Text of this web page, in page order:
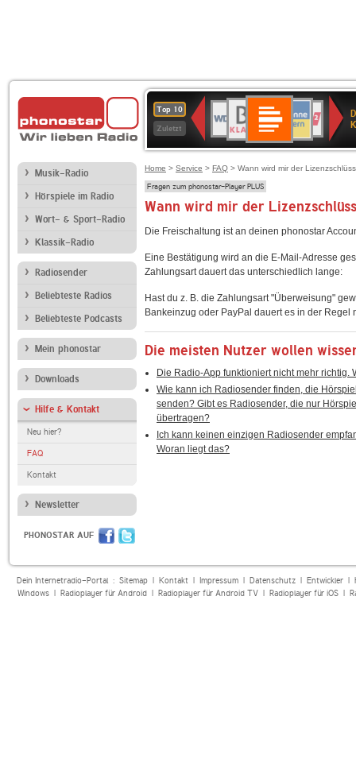
Top 10
Zuletzt
Deutschlandfunk
80er
90er
OLDIE
ANTENNE
SWR3
4
BR-
KLASSIK
Deutschlandfunk
Kultur
ANTENNE
BAYERN
SWR
Kultur
NDR
2
Musik-Radio
Hörspiele im Radio
Wort- & Sport-Radio
Klassik-Radio
Radiosender
Beliebteste Radios
Beliebteste Podcasts
Mein phonostar
Downloads
Hilfe & Kontakt
Neu hier?
FAQ
Kontakt
Newsletter
PHONOSTAR AUF
Home > Service > FAQ > Wann wird mir der
Fragen zum phonostar-Player PLUS
Wann wird mir der
Die Freischaltung ist an deinen phonostar
Eine Bestätigung wird an die E-Mail-Adresse
Zahlungsart dauert das unterschiedlich lange:
Hast du z. B. die Zahlungsart "Überweisung"
Bankeinzug oder PayPal dauert es in der Regel
Die meisten Nutzer wollen
Die Radio-App funktioniert nicht mehr richtig.
Wie kann ich Radiosender finden, die
senden? Gibt es Radiosender, die nur
übertragen?
Ich kann keinen einzigen Radiosender
Woran liegt das?
Dein Internetradio-Portal : Sitemap| Kontakt| Impressum| Datenschutz| Entwickler|
Windows| Radioplayer für Android| Radioplayer für Android TV| Radioplayer für iOS|